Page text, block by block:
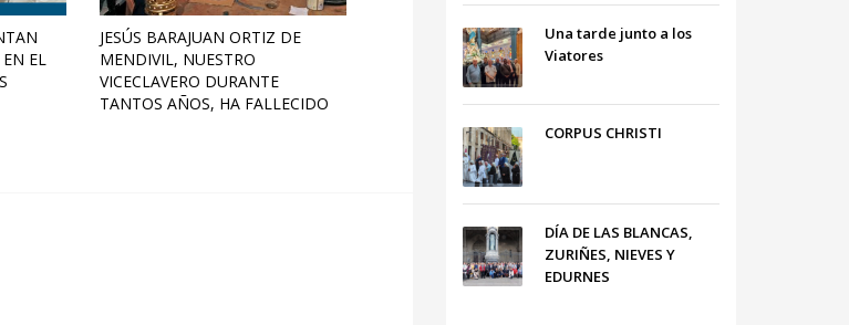
EL
JESÚS BARAJUAN ORTIZ DE
MENDIVIL, NUESTRO
VICECLAVERO DURANTE
TANTOS AÑOS, HA FALLECIDO
Una tarde junto a los
Viatores
CORPUS CHRISTI
DÍA DE LAS BLANCAS,
ZURIÑES, NIEVES Y
EDURNES